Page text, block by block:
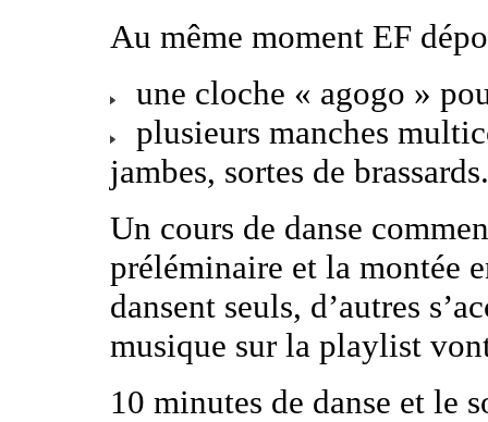
Au même moment EF
une cloche « agogo »
plusieurs manches
jambes, sortes de
Un cours de danse
préléminaire et la montée
dansent seuls, d’autres
musique sur la playlist
10 minutes de danse et le